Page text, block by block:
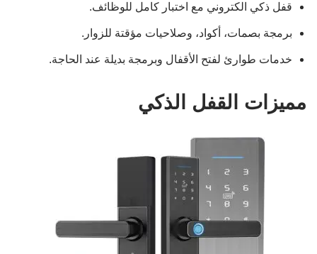
قفل ذكي الكتروني مع اختبار كامل للوظائف.
برمجة بصمات، أكواد، وصلاحيات مؤقتة للزوار.
خدمات طوارئ لفتح الأقفال وبرمجة بديلة عند الحاجة.
مميزات القفل الذكي